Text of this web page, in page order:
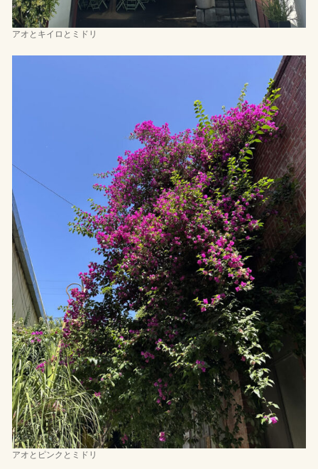
アオとキイロとミドリ
アオとピンクとミドリ